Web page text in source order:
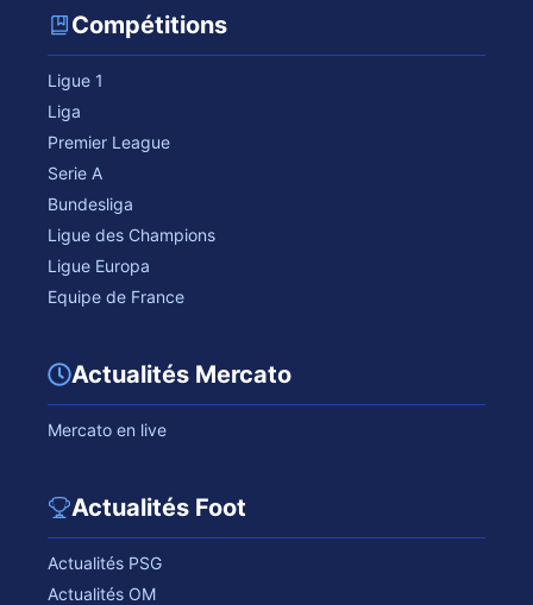
Compétitions
Ligue 1
Liga
Premier League
Serie A
Bundesliga
Ligue des Champions
Ligue Europa
Equipe de France
Actualités Mercato
Mercato en live
Actualités Foot
Actualités PSG
Actualités OM